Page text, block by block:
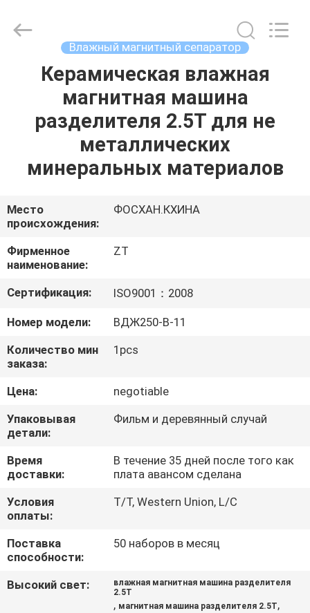
ДОМ
ПРОДУКТЫ
ПУТЕШЕСТВИЕ
ФАБРИКИ
ПРОВЕРКА
КАЧЕСТВА
СВЯЖИТЕСЬ
МЫ
НОВОСТИ
И
ЗНАНИЯ
СЛУЧАИ
КАРТА
САЙТА
Влажный магнитный сепаратор
Керамическая влажная
магнитная машина
разделителя 2.5T для не
металлических
минеральных материалов
Место
происхождения:
ФОСХАН.КХИНА
Фирменное
наименование:
ZT
Сертификация: ISO9001：2008
Номер модели:
ВДЖ250-В-11
Количество мин
заказа:
1pcs
Цена:
negotiable
Упаковывая
детали:
Фильм и деревянный случай
Время
доставки:
В течение 35 дней после того как
плата авансом сделана
Условия
оплаты:
T/T, Western Union, L/C
Поставка
способности:
50 наборов в месяц
Высокий свет:
влажная магнитная машина разделителя
2.5T
, магнитная машина разделителя 2.5T,